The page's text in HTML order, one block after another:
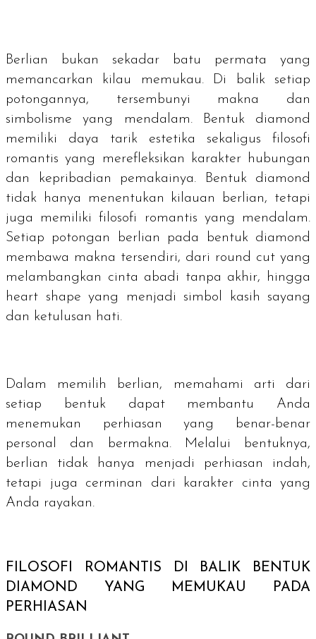
Berlian bukan sekadar batu permata yang
memancarkan kilau memukau. Di balik setiap
potongannya, tersembunyi makna dan
simbolisme yang mendalam. Bentuk diamond
memiliki daya tarik estetika sekaligus filosofi
romantis yang merefleksikan karakter hubungan
dan kepribadian pemakainya. Bentuk diamond
tidak hanya menentukan kilauan berlian, tetapi
juga memiliki filosofi romantis yang mendalam.
Setiap potongan berlian pada bentuk diamond
membawa makna tersendiri, dari round cut yang
melambangkan cinta abadi tanpa akhir, hingga
heart shape yang menjadi simbol kasih sayang
dan ketulusan hati.
Dalam memilih berlian, memahami arti dari
setiap bentuk dapat membantu Anda
menemukan perhiasan yang benar-benar
personal dan bermakna. Melalui bentuknya,
berlian tidak hanya menjadi perhiasan indah,
tetapi juga cerminan dari karakter cinta yang
Anda rayakan.
FILOSOFI ROMANTIS DI BALIK BENTUK
DIAMOND
YANG MEMUKAU PADA
PERHIASAN